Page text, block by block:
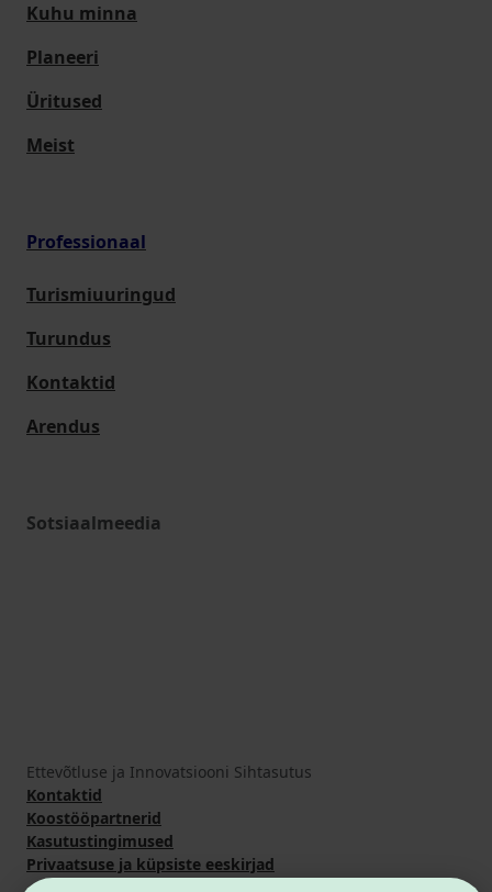
Kuhu minna
Planeeri
Üritused
Meist
Professionaal
Turismiuuringud
Turundus
Kontaktid
Arendus
Sotsiaalmeedia
Ettevõtluse ja Innovatsiooni Sihtasutus
Kontaktid
Koostööpartnerid
Kasutustingimused
Privaatsuse ja küpsiste eeskirjad